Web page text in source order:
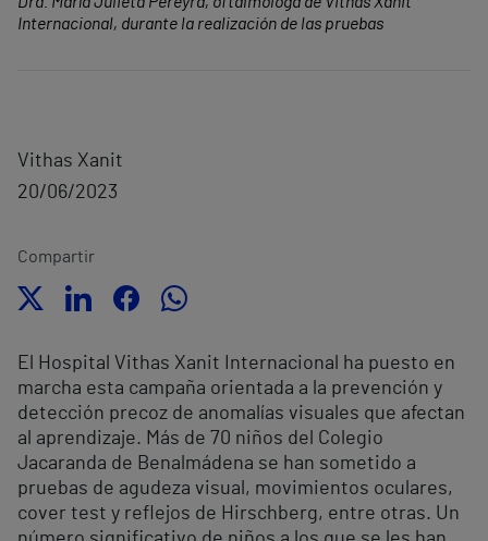
Internacional, durante la realización de las pruebas
Vithas Xanit
20/06/2023
Compartir
El Hospital Vithas Xanit Internacional ha puesto en
marcha esta campaña orientada a la prevención y
detección precoz de anomalías visuales que afectan
al aprendizaje. Más de 70 niños del Colegio
Jacaranda de Benalmádena se han sometido a
pruebas de agudeza visual, movimientos oculares,
cover test y reflejos de Hirschberg, entre otras. Un